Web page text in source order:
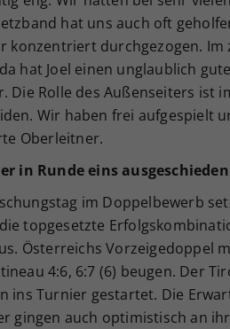
hat uns auch oft
konzentriert durchgezogen.
hat Joel einen unglaublich
Die Rolle des Außenseiters ist
Wir haben frei aufgespielt
Oberleitner.
in Runde eins ausgeschieden
im Doppelbewerb
topgesetzte
Österreichs Vorzeigedoppel
4:6, 6:7 (6) beugen. Der
ins Turnier gestartet. Die
gingen auch optimistisch an